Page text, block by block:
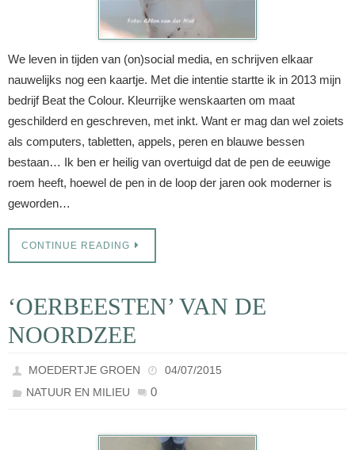
We leven in tijden van (on)social media, en schrijven elkaar
nauwelijks nog een kaartje. Met die intentie startte ik in 2013 mijn
bedrijf Beat the Colour. Kleurrijke wenskaarten om maat
geschilderd en geschreven, met inkt. Want er mag dan wel zoiets
als computers, tabletten, appels, peren en blauwe bessen
bestaan… Ik ben er heilig van overtuigd dat de pen de eeuwige
roem heeft, hoewel de pen in de loop der jaren ook moderner is
geworden…
CONTINUE READING
‘OERBEESTEN’ VAN DE
NOORDZEE
MOEDERTJE GROEN
04/07/2015
NATUUR EN MILIEU
0